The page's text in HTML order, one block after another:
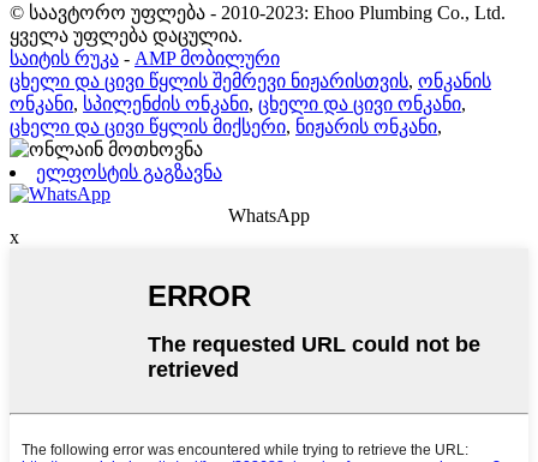
© საავტორო უფლება - 2010-2023: Ehoo Plumbing Co., Ltd.
ყველა უფლება დაცულია.
საიტის რუკა - AMP მობილური
ცხელი და ცივი წყლის შემრევი ნიჟარისთვის, ონკანის
ონკანი, სპილენძის ონკანი, ცხელი და ცივი ონკანი,
ცხელი და ცივი წყლის მიქსერი, ნიჟარის ონკანი,
ელფოსტის გაგზავნა
WhatsApp
x